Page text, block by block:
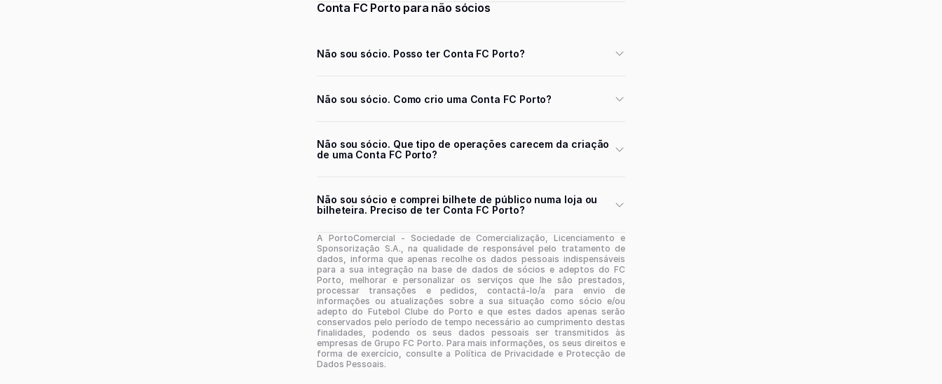
Conta FC Porto para não sócios
Não sou sócio. Posso ter Conta FC Porto?
Não sou sócio. Como crio uma Conta FC Porto?
Não sou sócio. Que tipo de operações carecem da criação
de uma Conta FC Porto?
Não sou sócio e comprei bilhete de público numa loja ou
bilheteira. Preciso de ter Conta FC Porto?
A PortoComercial - Sociedade de Comercialização, Licenciamento e
Sponsorização S.A., na qualidade de responsável pelo tratamento de
dados, informa que apenas recolhe os dados pessoais indispensáveis
para a sua integração na base de dados de sócios e adeptos do FC
Porto, melhorar e personalizar os serviços que lhe são prestados,
processar transações e pedidos, contactá-lo/a para envio de
informações ou atualizações sobre a sua situação como sócio e/ou
adepto do Futebol Clube do Porto e que estes dados apenas serão
conservados pelo período de tempo necessário ao cumprimento destas
finalidades, podendo os seus dados pessoais ser transmitidos às
empresas de Grupo FC Porto. Para mais informações, os seus direitos e
forma de exercício, consulte a Política de Privacidade e Protecção de
Dados Pessoais.